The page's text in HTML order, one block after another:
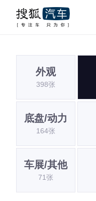
外观
398张
底盘/动力
164张
车展/其他
71张